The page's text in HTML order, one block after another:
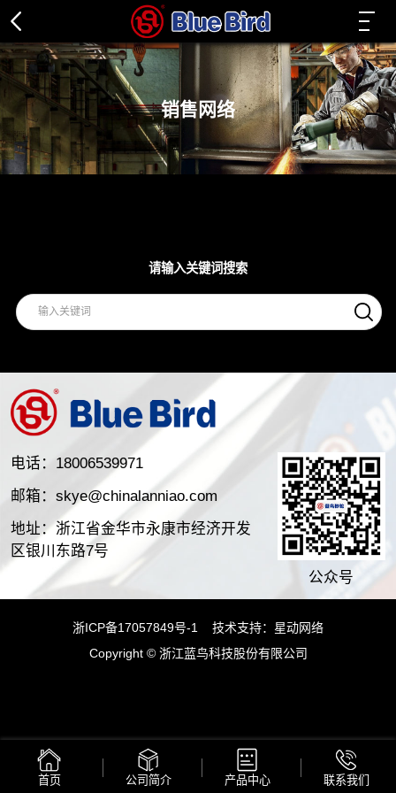
销售网络
请输入关键词搜索
电话：18006539971
邮箱：skye@chinalanniao.com
地址：浙江省金华市永康市经济开发
区银川东路7号
公众号
浙ICP备17057849号-1 技术支持： 星动网络
Copyright © 浙江蓝鸟科技股份有限公司
首页 公司简介 产品中心 联系我们